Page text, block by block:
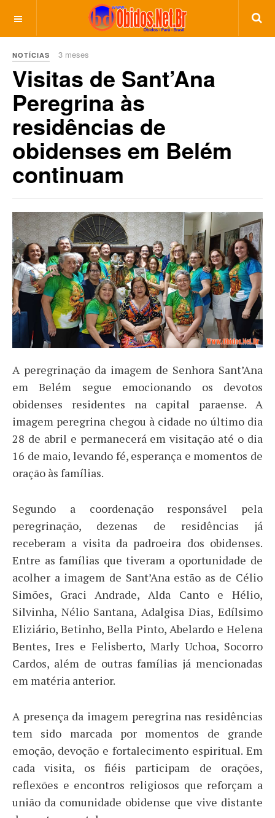
NOTÍCIAS 3 meses
Visitas de Sant’Ana
Peregrina às
residências de
obidenses em Belém
continuam
A peregrinação da imagem de Senhora Sant’Ana
em Belém segue emocionando os devotos
obidenses residentes na capital paraense. A
imagem peregrina chegou à cidade no último dia
28 de abril e permanecerá em visitação até o dia
16 de maio, levando fé, esperança e momentos de
oração às famílias.
Segundo a coordenação responsável pela
peregrinação, dezenas de residências já
receberam a visita da padroeira dos obidenses.
Entre as famílias que tiveram a oportunidade de
acolher a imagem de Sant’Ana estão as de Célio
Simões, Graci Andrade, Alda Canto e Hélio,
Silvinha, Nélio Santana, Adalgisa Dias, Edílsimo
Eliziário, Betinho, Bella Pinto, Abelardo e Helena
Bentes, Ires e Felisberto, Marly Uchoa, Socorro
Cardos, além de outras famílias já mencionadas
em matéria anterior.
A presença da imagem peregrina nas residências
tem sido marcada por momentos de grande
emoção, devoção e fortalecimento espiritual. Em
cada visita, os fiéis participam de orações,
reflexões e encontros religiosos que reforçam a
união da comunidade obidense que vive distante